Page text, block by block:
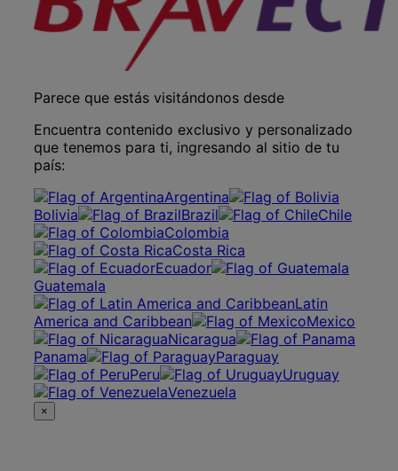
Parece que estás visitándonos desde
Encuentra contenido exclusivo y personalizado
que tenemos para ti, ingresando al sitio de tu
país:
Argentina
Bolivia
Brazil
Chile
Colombia
Costa Rica
Ecuador
Guatemala
Latin
America and Caribbean
Mexico
Nicaragua
Panama
Paraguay
Peru
Uruguay
Venezuela
×